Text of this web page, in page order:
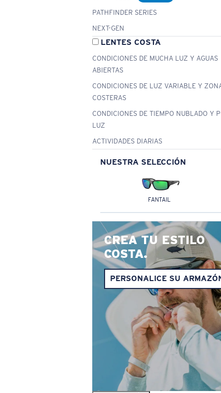
PATHFINDER SERIES
NEXT-GEN
LENTES COSTA
CONDICIONES DE MUCHA LUZ Y AGUAS
ABIERTAS
CONDICIONES DE LUZ VARIABLE Y
COSTERAS
CONDICIONES DE TIEMPO NUBLADO Y
LUZ
ACTIVIDADES DIARIAS
NUESTRA SELECCIÓN
FANTAIL
CREA TU ESTILO
COSTA.
PERSONALICE SU